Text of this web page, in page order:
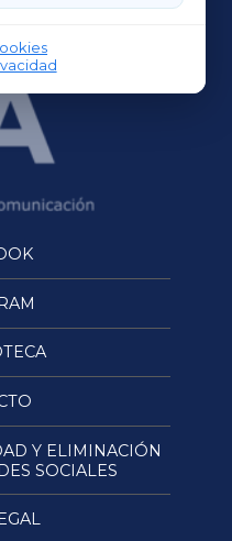
Y ELIMINACIÓN
SOCIALES